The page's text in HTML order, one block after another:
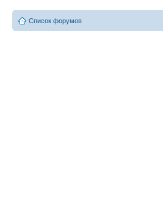
Список форумов